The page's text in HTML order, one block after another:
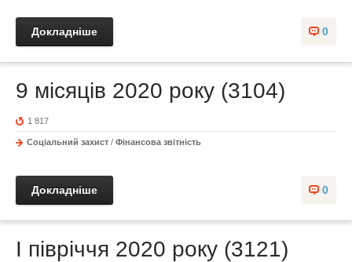
0
Докладніше
9 місяців 2020 року (3104)
1 817
Соціальний захист / Фінансова звітність
0
Докладніше
I півріччя 2020 року (3121)